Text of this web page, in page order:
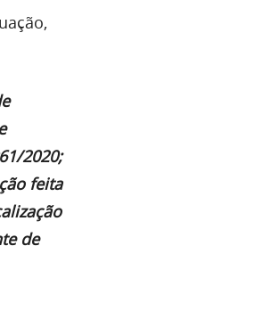
2020;
feita
de